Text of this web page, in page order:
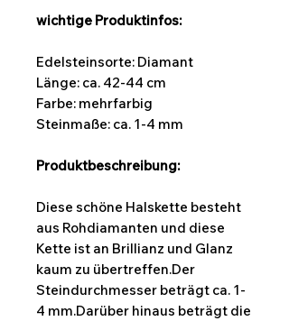
wichtige Produktinfos:
Edelsteinsorte: Diamant
Länge: ca. 42-44 cm
Farbe: mehrfarbig
Steinmaße: ca. 1-4 mm
Produktbeschreibung:
Diese schöne Halskette besteht
aus Rohdiamanten und diese
Kette ist an Brillianz und Glanz
kaum zu übertreffen.Der
Steindurchmesser beträgt ca. 1-
4 mm.Darüber hinaus beträgt die